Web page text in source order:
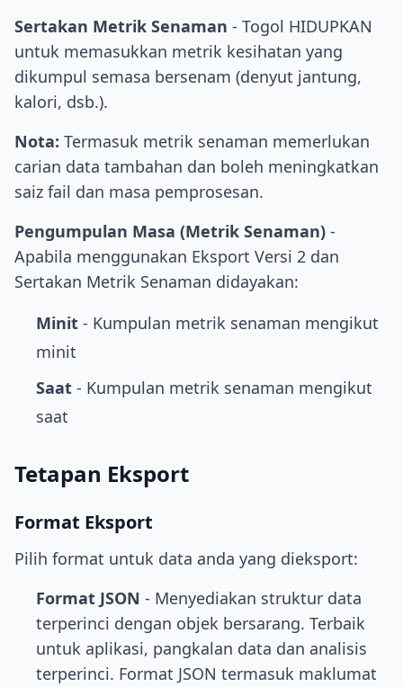
Sertakan Metrik Senaman - Togol HIDUPKAN
untuk memasukkan metrik kesihatan yang
dikumpul semasa bersenam (denyut jantung,
kalori, dsb.).
Nota: Termasuk metrik senaman memerlukan
carian data tambahan dan boleh meningkatkan
saiz fail dan masa pemprosesan.
Pengumpulan Masa (Metrik Senaman) -
Apabila menggunakan Eksport Versi 2 dan
Sertakan Metrik Senaman didayakan:
Minit - Kumpulan metrik senaman mengikut
minit
Saat - Kumpulan metrik senaman mengikut
saat
Tetapan Eksport
Format Eksport
Pilih format untuk data anda yang dieksport:
Format JSON - Menyediakan struktur data
terperinci dengan objek bersarang. Terbaik
untuk aplikasi, pangkalan data dan analisis
terperinci. Format JSON termasuk maklumat